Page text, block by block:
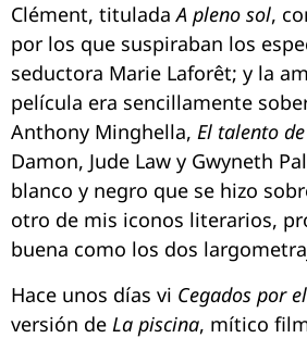
Clément, tituladaA pleno sol,
por los que suspiraban los
seductora Marie Laforêt; y la
película era sencillamente
Anthony Minghella, El talento
Damon, Jude Law y Gwyneth
blanco y negro que se hizo
otro de mis iconos literarios,
buena como los dos
Hace unos días vi Cegados por
versión de La piscina, mítico